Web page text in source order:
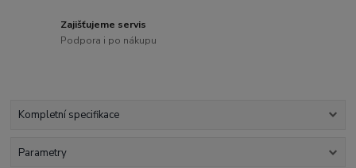
Zajišťujeme servis
Podpora i po nákupu
Kompletní specifikace
Parametry